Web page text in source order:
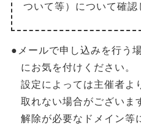
ついて等）について確認
●メールで申し込みを行う
にお気を付けください。
設定によっては主催者よ
取れない場合がございま
解除が必要なドメイン等